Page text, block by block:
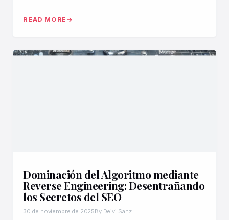
READ MORE
Dominación del Algoritmo mediante
Reverse Engineering: Desentrañando
los Secretos del SEO
30 de noviembre de 2025By Deivi Sanz